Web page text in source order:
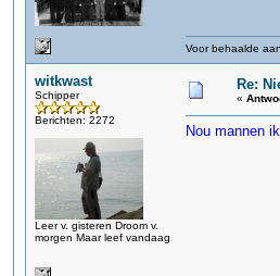
Voor behaalde
witkwast
Schipper
Berichten: 2272
Leer v. gisteren Droom v.
morgen Maar leef vandaag
Re:
«
Nou mannen